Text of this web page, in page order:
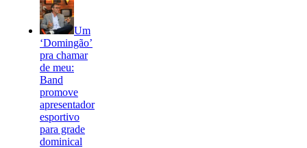
Um
‘Domingão’
pra chamar
de meu:
Band
promove
apresentador
esportivo
para grade
dominical